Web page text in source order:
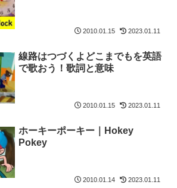
2010.01.15 2023.01.11
線路はつづくよどこまでもを英語
で歌おう！歌詞と意味
2010.01.15 2023.01.11
ホーキーポーキー｜Hokey
Pokey
2010.01.14 2023.01.11